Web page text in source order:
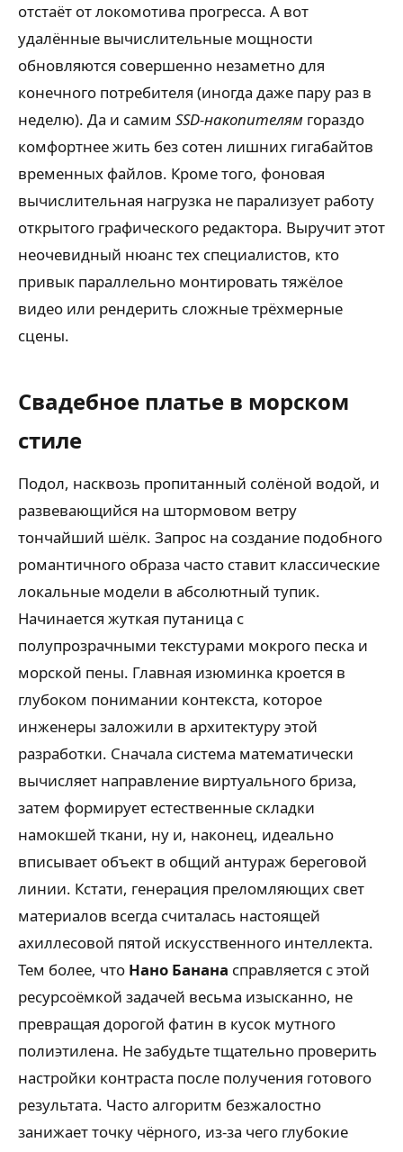
отстаёт от локомотива прогресса. А вот
удалённые вычислительные мощности
обновляются совершенно незаметно для
конечного потребителя (иногда даже пару раз в
неделю). Да и самим SSD-накопителям гораздо
комфортнее жить без сотен лишних гигабайтов
временных файлов. Кроме того, фоновая
вычислительная нагрузка не парализует работу
открытого графического редактора. Выручит этот
неочевидный нюанс тех специалистов, кто
привык параллельно монтировать тяжёлое
видео или рендерить сложные трёхмерные
сцены.
Свадебное платье в морском
стиле
Подол, насквозь пропитанный солёной водой, и
развевающийся на штормовом ветру
тончайший шёлк. Запрос на создание подобного
романтичного образа часто ставит классические
локальные модели в абсолютный тупик.
Начинается жуткая путаница с
полупрозрачными текстурами мокрого песка и
морской пены. Главная изюминка кроется в
глубоком понимании контекста, которое
инженеры заложили в архитектуру этой
разработки. Сначала система математически
вычисляет направление виртуального бриза,
затем формирует естественные складки
намокшей ткани, ну и, наконец, идеально
вписывает объект в общий антураж береговой
линии. Кстати, генерация преломляющих свет
материалов всегда считалась настоящей
ахиллесовой пятой искусственного интеллекта.
Тем более, что Нано Банана справляется с этой
ресурсоёмкой задачей весьма изысканно, не
превращая дорогой фатин в кусок мутного
полиэтилена. Не забудьте тщательно проверить
настройки контраста после получения готового
результата. Часто алгоритм безжалостно
занижает точку чёрного, из-за чего глубокие